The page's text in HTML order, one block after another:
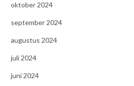
oktober 2024
september 2024
augustus 2024
juli 2024
juni 2024